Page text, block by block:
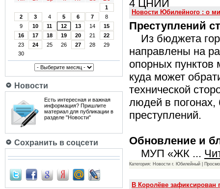
1
2
3 4 5 6 7
8
9
10 11 12 13 14
15
16
17 18 19 20 21
22
23
24 25 26 27 28
29
30
Новости
Есть интересная и важная
информация? Пришлите
материал для публикации в
разделе "Новости"
Сохранить в соцсети
Новости Юбилейного : о
Преступлений
Из бюджета
направлены на
опорных
куда может
технической
людей в погонах,
преступлений.
Обновление и
МУП «ЖК ...
Категория: Новости г. Юбилейный |
В Королёве зафиксирован